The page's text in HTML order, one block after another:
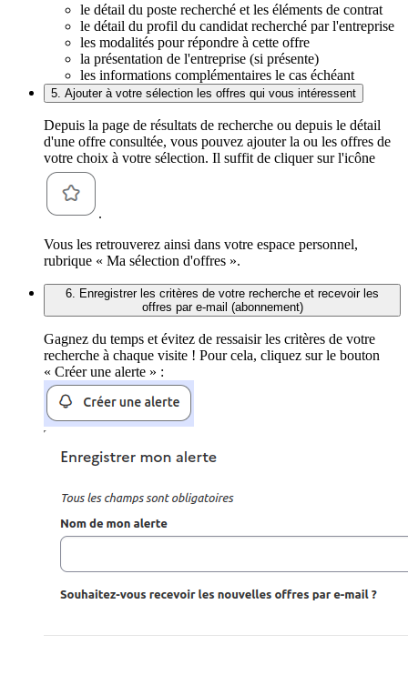
le détail du poste recherché et les éléments de contrat
le détail du profil du candidat recherché par l'entreprise
les modalités pour répondre à cette offre
la présentation de l'entreprise (si présente)
les informations complémentaires le cas échéant
5. Ajouter à votre sélection les offres qui vous intéressent
Depuis la page de résultats de recherche ou depuis le détail
d'une offre consultée, vous pouvez ajouter la ou les offres de
votre choix à votre sélection. Il suffit de cliquer sur l'icône
.
Vous les retrouverez ainsi dans votre espace personnel,
rubrique « Ma sélection d'offres ».
6. Enregistrer les critères de votre recherche et recevoir les
offres par e-mail (abonnement)
Gagnez du temps et évitez de ressaisir les critères de votre
recherche à chaque visite ! Pour cela, cliquez sur le bouton
« Créer une alerte » :